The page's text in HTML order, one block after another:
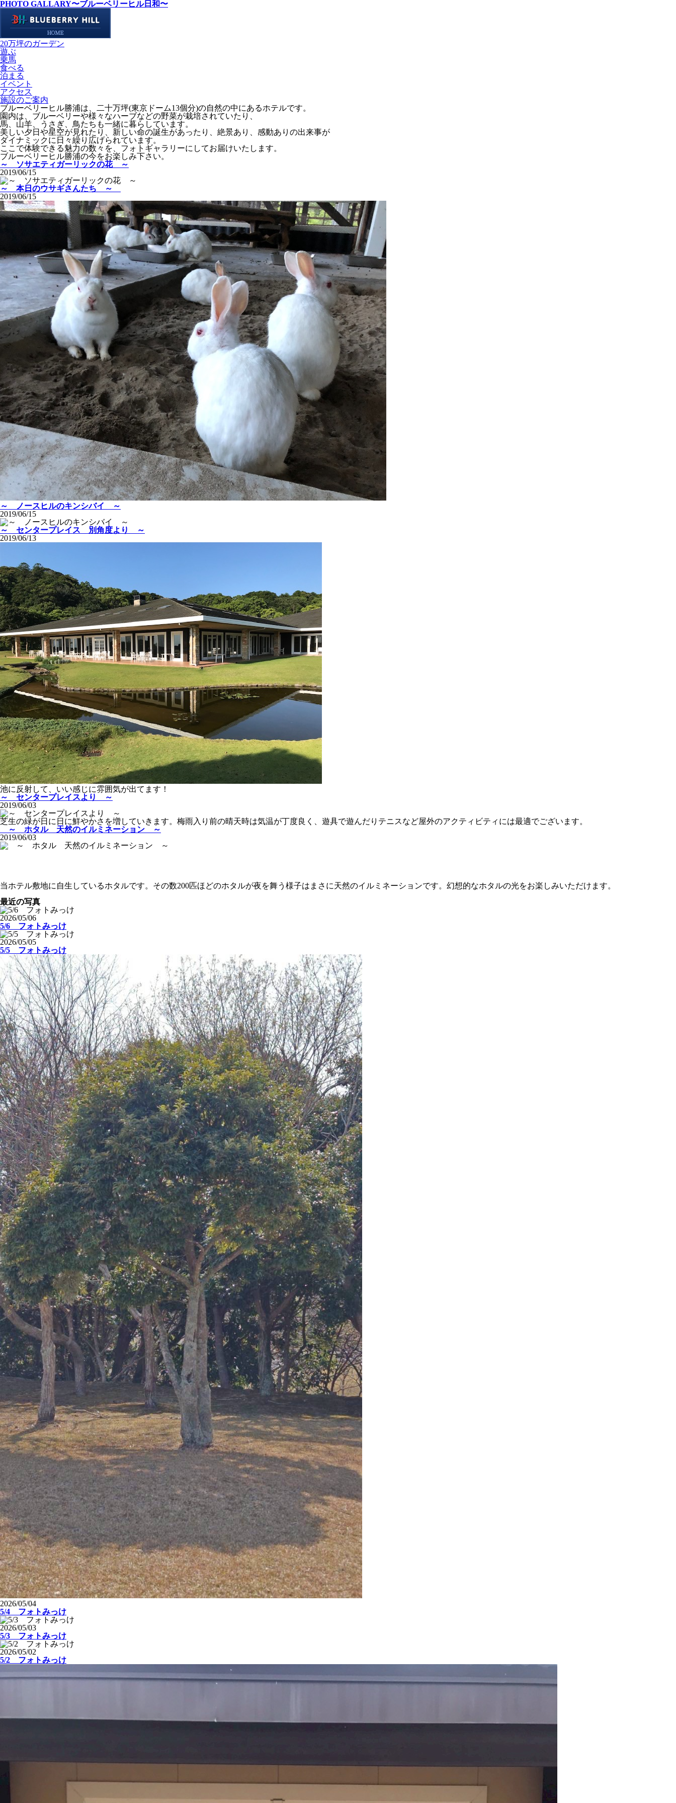
PHOTO GALLARY〜ブルーベリーヒル日和〜
20万坪のガーデン
遊ぶ
乗馬
食べる
泊まる
イベント
アクセス
施設のご案内
ブルーベリーヒル勝浦は、二十万坪(東京ドーム13個分)の自然の中にあるホテルです。
園内は、ブルーベリーや様々なハーブなどの野菜が栽培されていたり、
馬、山羊、うさぎ、鳥たちも一緒に暮らしています。
美しい夕日や星空が見れたり、新しい命の誕生があったり、絶景あり、感動ありの出来事が
ダイナミックに日々繰り広げられています。
ここで体験できる魅力の数々を、フォトギャラリーにしてお届けいたします。
ブルーベリーヒル勝浦の今をお楽しみ下さい。
～ ソサエティガーリックの花 ～
2019/06/15
～ 本日のウサギさんたち ～
2019/06/15
～ ノースヒルのキンシバイ ～
2019/06/15
～ センタープレイス 別角度より ～
2019/06/13
池に反射して、いい感じに雰囲気が出てます！
～ センタープレイスより ～
2019/06/03
芝生の緑が日に日に鮮やかさを増していきます。梅雨入り前の晴天時は気温が丁度良く、遊具で遊んだりテニスなど屋外のアクティビティには最適でございます。
～ ホタル 天然のイルミネーション ～
2019/06/03
当ホテル敷地に自生しているホタルです。その数200匹ほどのホタルが夜を舞う様子はまさに天然のイルミネーションです。幻想的なホタルの光をお楽しみいただけます。
最近の写真
2026/05/06
5/6 フォトみっけ
2026/05/05
5/5 フォトみっけ
2026/05/04
5/4 フォトみっけ
2026/05/03
5/3 フォトみっけ
2026/05/02
5/2 フォトみっけ